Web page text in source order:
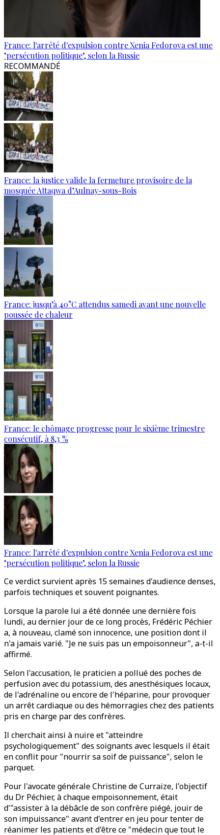
France: l'arrêté d'expulsion contre Xenia Fedorova est une
"persécution politique", selon la Russie
RECOMMANDÉ
France: la justice valide la fermeture provisoire de la
mosquée Attaqwa d’Aulnay-sous-Bois
France: jusqu’à 40°C attendus samedi avant une nouvelle
poussée de chaleur
France: le chômage progresse pour le sixième trimestre
consécutif, à 8,3 %
France: l'arrêté d'expulsion contre Xenia Fedorova est une
"persécution politique", selon la Russie
Ce verdict survient après 15 semaines d'audience denses,
parfois techniques et souvent poignantes.
Lorsque la parole lui a été donnée une dernière fois
lundi, au dernier jour de ce long procès, Frédéric Péchier
a, à nouveau, clamé son innocence, une position dont il
n'a jamais varié. "Je ne suis pas un empoisonneur", a-t-il
affirmé.
Selon l'accusation, le praticien a pollué des poches de
perfusion avec du potassium, des anesthésiques locaux,
de l'adrénaline ou encore de l'héparine, pour provoquer
un arrêt cardiaque ou des hémorragies chez des patients
pris en charge par des confrères.
Il cherchait ainsi à nuire et "atteindre
psychologiquement" des soignants avec lesquels il était
en conflit pour "nourrir sa soif de puissance", selon le
parquet.
Pour l'avocate générale Christine de Curraize, l'objectif
du Dr Péchier, à chaque empoisonnement, était
d'"assister à la débâcle de son confrère piégé, jouir de
son impuissance" avant d'entrer en jeu pour tenter de
réanimer les patients et d'être ce "médecin que tout le